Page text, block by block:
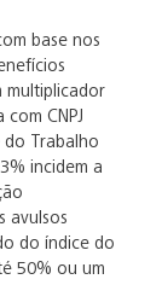
base nos
multiplicador
CNPJ
Trabalho
incidem a
avulsos
do índice do
50% ou um